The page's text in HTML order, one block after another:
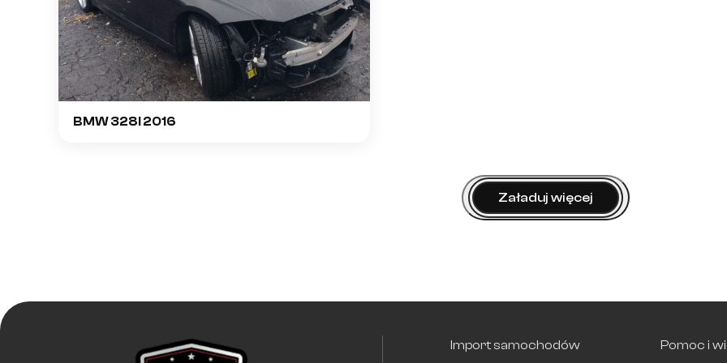
BMW 328I 2016
Załaduj więcej
Import samochodów Pomoc i